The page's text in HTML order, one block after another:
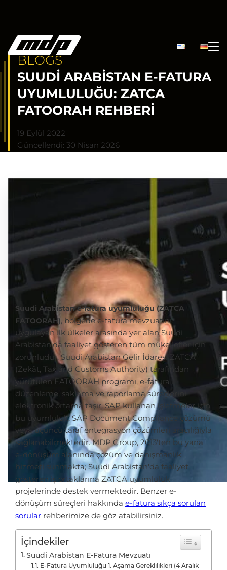
BLOGS
SUUDI ARABISTAN E-FATURA
UYUMLULUĞU: ZATCA
FATOORAH REHBERI
19 Eylül 2022
Güncellendi: 30 Nisan 2026
Suudi Arabistan e-fatura uyumluluğu (ZATCA
FATOORAH), bölgede e-fatura mevzuatını
uygulayan ilk ülkeler arasında yer alan Suudi
Arabistan'da faaliyet gösteren tüm mükellefler için
zorunludur. Suudi Arabistan Gelir İdaresi ZATCA
(Zekât, Tax and Customs Authority) tarafından
yürütülen FATOORAH programı, e-fatura
düzenleme, saklama ve raporlama süreçlerini
elektronik ortama taşır. SAP kullanan işletmeler için
bu uyumluluk, SAP Document Compliance çözümü
veya üçüncü taraf entegrasyon çözümleri aracılığıyla
sağlanabilmektedir. MDP Group, 2013'ten bu yana
e-dönüşüm alanında çözüm ve danışmanlık
hizmeti sunmakta; Suudi Arabistan'da faaliyet
gösteren iş ortaklarına ZATCA uyumluluk
projelerinde destek vermektedir. Benzer e-
dönüşüm süreçleri hakkında e-fatura sıkça sorulan
sorular rehberimize de göz atabilirsiniz.
İçindekiler
Suudi Arabistan E-Fatura Mevzuatı
E-Fatura Uyumluluğu 1. Aşama Gereklilikleri (4 Aralık